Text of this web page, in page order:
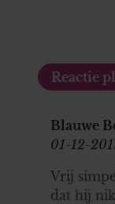
Blauwe
01-12-
Vrij
dat hij